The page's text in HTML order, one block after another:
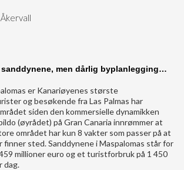
sanddynene, men dårlig byplanlegging…
er Kanariøyenes største
og besøkende fra Las Palmas har
siden den kommersielle dynamikken
(øyrådet) på Gran Canaria innrømmer at
området har kun 8 vakter som passer på at
sted. Sanddynene i Maspalomas står for
millioner euro og et turistforbruk på 1 450
dag.